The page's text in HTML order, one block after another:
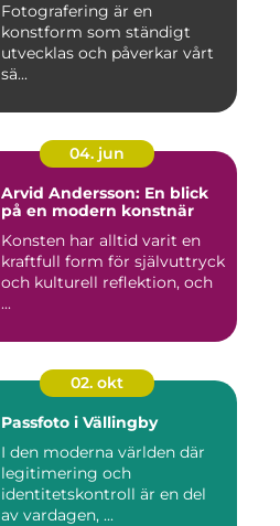
Fotografering är en
konstform som ständigt
utvecklas och påverkar vårt
sä...
04. jun
Arvid Andersson: En blick
på en modern konstnär
Konsten har alltid varit en
kraftfull form för självuttryck
och kulturell reflektion, och
...
02. okt
Passfoto i Vällingby
I den moderna världen där
legitimering och
identitetskontroll är en del
av vardagen, ...